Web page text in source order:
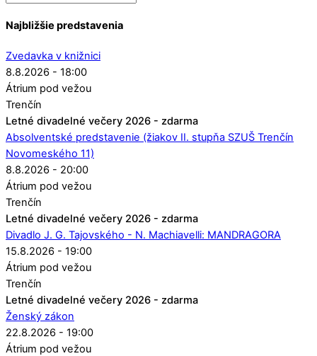
Najbližšie predstavenia
Zvedavka v knižnici
8.8.2026 - 18:00
Átrium pod vežou
Trenčín
Letné divadelné večery 2026 - zdarma
Absolventské predstavenie (žiakov II. stupňa SZUŠ Trenčín
Novomeského 11)
8.8.2026 - 20:00
Átrium pod vežou
Trenčín
Letné divadelné večery 2026 - zdarma
Divadlo J. G. Tajovského - N. Machiavelli: MANDRAGORA
15.8.2026 - 19:00
Átrium pod vežou
Trenčín
Letné divadelné večery 2026 - zdarma
Ženský zákon
22.8.2026 - 19:00
Átrium pod vežou